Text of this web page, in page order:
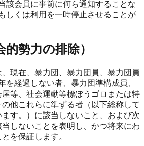
該会員に事前に何ら通知することな
しくは利用を一時停止させることが
勢力の排除）
現在、暴力団、暴力団員、暴力団員
を経過しない者、暴力団準構成員、
等、社会運動等標ぼうゴロまたは特
他これらに準ずる者（以下総称して
ます。）に該当しないこと、および次
しないことを表明し、かつ将来にわ
を保証します。